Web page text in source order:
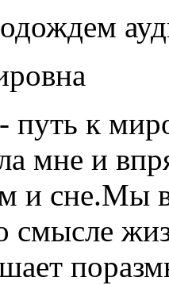
путь к
мне и
и сне.Мы
смысле